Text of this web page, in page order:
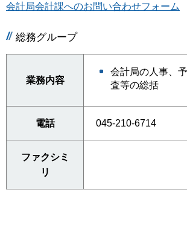
会計局会計課へのお問い合わせフォーム
総務グループ
業務内容
会計局の人事、
査等の総括
電話 045-210-6714
ファクシミ
リ